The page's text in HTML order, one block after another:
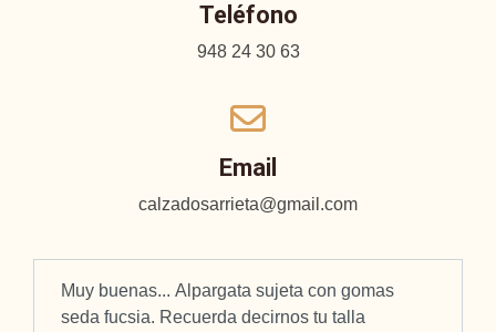
Teléfono
948 24 30 63
Email
calzadosarrieta@gmail.com